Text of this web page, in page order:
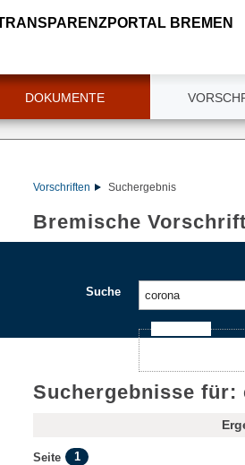
BREMEN
DOKUMENTE
Vorschriften Suchergebnis
Bremische
Suche
Suchergebnisse für:
Seite 1